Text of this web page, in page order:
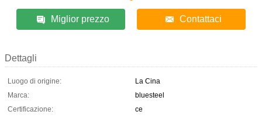
Miglior prezzo Contattaci
Dettagli
Luogo di origine:
La Cina
Marca:
bluesteel
Certificazione:
ce